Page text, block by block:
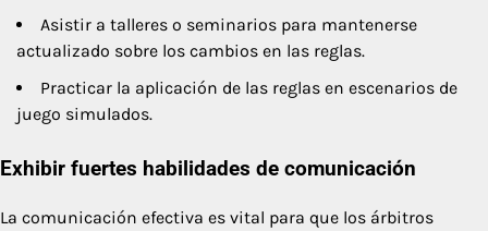
Asistir a talleres o seminarios para mantenerse
actualizado sobre los cambios en las reglas.
Practicar la aplicación de las reglas en escenarios de
juego simulados.
Exhibir fuertes habilidades de comunicación
La comunicación efectiva es vital para que los árbitros